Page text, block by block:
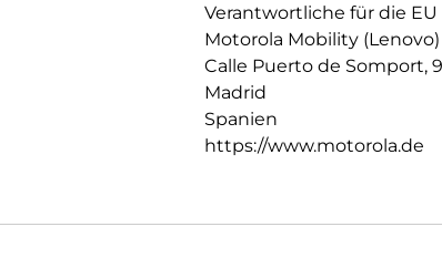
Verantwortliche für die EU
Motorola Mobility (Lenovo)
Calle Puerto de Somport, 9
Madrid
Spanien
https://www.motorola.de